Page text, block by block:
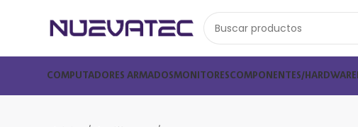
COMPUTADORES ARMADOSMONITORESCOMPONENTES/HARDWARE